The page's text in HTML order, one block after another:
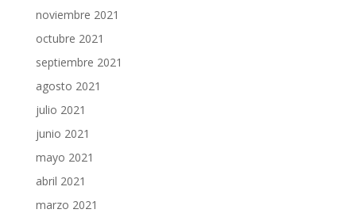
noviembre 2021
octubre 2021
septiembre 2021
agosto 2021
julio 2021
junio 2021
mayo 2021
abril 2021
marzo 2021